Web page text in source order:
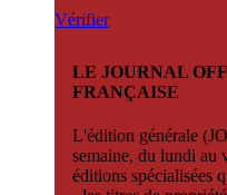
Vérifier
LE JOURNAL
FRANÇAISE
L'édition générale
semaine, du lundi au
éditions spécialisées